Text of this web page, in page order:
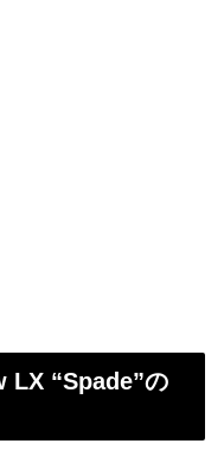
LX “Spade”の